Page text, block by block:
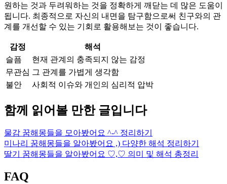
원하는 것과 두려워하는 것을 정확하게 깨닫는 데 많은 도움이
됩니다. 최종적으로 자신의 내면을 탐구함으로써 친구와의 관
계를 개선할 수 있는 기회로 활용해보는 것이 좋습니다.
감정
해석
슬픔
현재 관계의 충족되지 않는 감정
무관심 그 관계를 가볍게 생각함
불안
사회적 이슈와 개인의 심리적 압박
함께 읽어볼 만한 글입니다
물감 꿈해몽들을 모아봤어요 ^-^ 정리하기
미나리 꿈해몽들을 알아봤어요 ,) 다양한 해석 정리하기
딸기 꿈해몽들을 알아봤어요 ♡,♡ 의미 및 해석 총정리
FAQ